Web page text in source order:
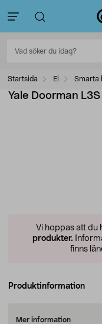
Startsida El Smarta
Yale Doorman
Vi hoppas att du
produkter.
finns
Produktinformation
Mer information